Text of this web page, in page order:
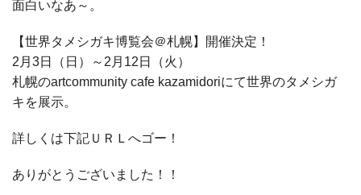
面白いなあ～。
【世界タメシガキ博覧会＠札幌】開催決定！
2月3日（日）～2月12日（火）
札幌のartcommunity cafe kazamidoriにて世界のタメシガ
キを展示。
詳しくは下記ＵＲＬへゴー！
ありがとうございました！！